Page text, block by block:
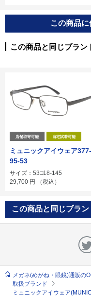
この商品
この商品と同じブラン
店舗取寄可能 自宅試着可能
ミュニックアイウェア377-
95-53
サイズ：53□18-145
29,700 円 （税込）
この商品と同じブラ
メガネ(めがね・眼鏡)通販の
取扱ブランド
ミュニックアイウェア